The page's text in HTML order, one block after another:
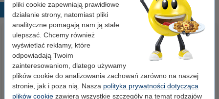
pliki cookie zapewniają prawidłowe
działanie strony, natomiast pliki
analityczne pomagają nam ją stale
ulepszać. Chcemy również
wyświetlać reklamy, które
odpowiadają Twoim
zainteresowaniom, dlatego używamy
plików cookie do analizowania zachowań zarówno na naszej
stronie, jak i poza nią. Nasza polityka prywatności dotycząca
plików cookie zawiera wszystkie szczegóły na temat rodzajów
Popularne produkty